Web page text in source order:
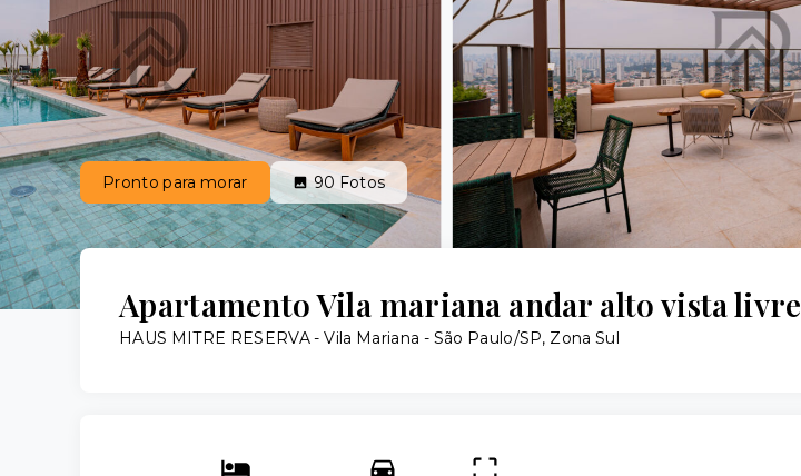
Pronto para morar 90 Fotos
Apartamento Vila mariana andar alto vista livre
HAUS MITRE RESERVA -Vila Mariana - São Paulo/SP, Zona Sul